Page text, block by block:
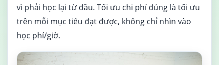
vì phải học lại từ đầu. Tối ưu chi phí đúng là tối ưu
trên mỗi mục tiêu đạt được, không chỉ nhìn vào
học phí/giờ.